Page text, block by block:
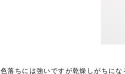
色落ちには強いですが乾燥しがちに